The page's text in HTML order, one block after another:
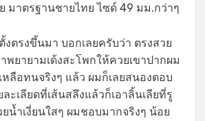
มาตรฐานชายไทย ไซด์ 49 มม.กว่าๆ
ตรงขึ้นมา บอกเลยครับว่า ตรงสวย
พยายามเด้งสะโพกให้ควยเขาปากผม
หลือทนจริงๆ แล้ว ผมก็เลยสนองตอบ
ละเลียดที่เส้นสลึงแล้วก็เอาลิ้นเลียที่รู
น้ำเงี่ยนใสๆ ผมชอบมากจริงๆ น้อย